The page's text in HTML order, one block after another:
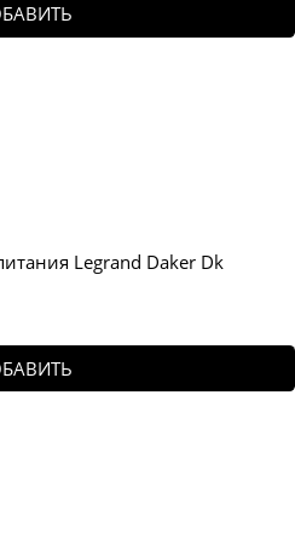
Legrand Daker Dk